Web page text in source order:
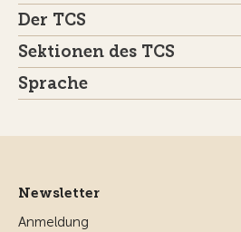
Der TCS
Sektionen des TCS
Sprache
Newsletter
Anmeldung